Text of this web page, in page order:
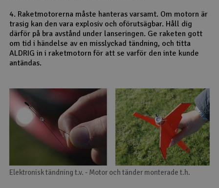
4. Raketmotorerna måste hanteras varsamt. Om motorn är
trasig kan den vara explosiv och oförutsägbar. Håll dig
därför på bra avstånd under lanseringen. Ge raketen gott
om tid i händelse av en misslyckad tändning, och titta
ALDRIG in i raketmotorn för att se varför den inte kunde
antändas.
Elektronisk tändning t.v. - Motor och tänder monterade t.h.